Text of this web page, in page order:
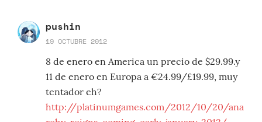
pushin
19 OCTUBRE 2012
8 de enero en America un precio de $29.99.y
11 de enero en Europa a €24.99/£19.99, muy
tentador eh?
http://platinumgames.com/2012/10/20/ana